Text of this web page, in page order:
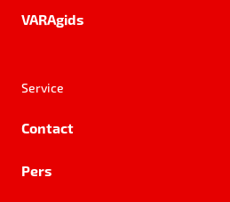
VARAgids
Service
Contact
Pers